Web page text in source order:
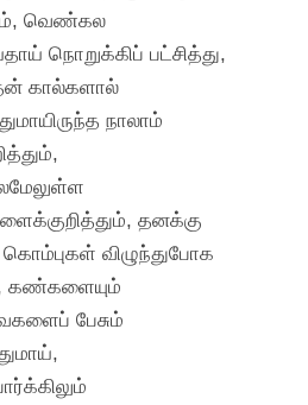
வெண்கல
நொறுக்கிப் பட்சித்து,
கால்களால்
நாலாம்
தனக்கு
கொம்புகள் விழுந்துபோக
கண்களையும்
பேசும்